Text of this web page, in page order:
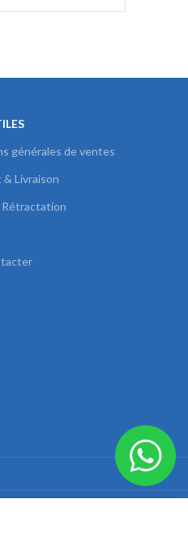
générales de ventes
& Livraison